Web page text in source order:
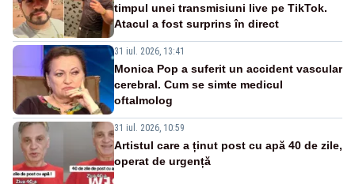
timpul unei transmisiuni live pe TikTok.
Atacul a fost surprins în direct
31 iul. 2026, 13:41
Monica Pop a suferit un accident vascular
cerebral. Cum se simte medicul
oftalmolog
31 iul. 2026, 10:59
Artistul care a ținut post cu apă 40 de zile,
operat de urgență